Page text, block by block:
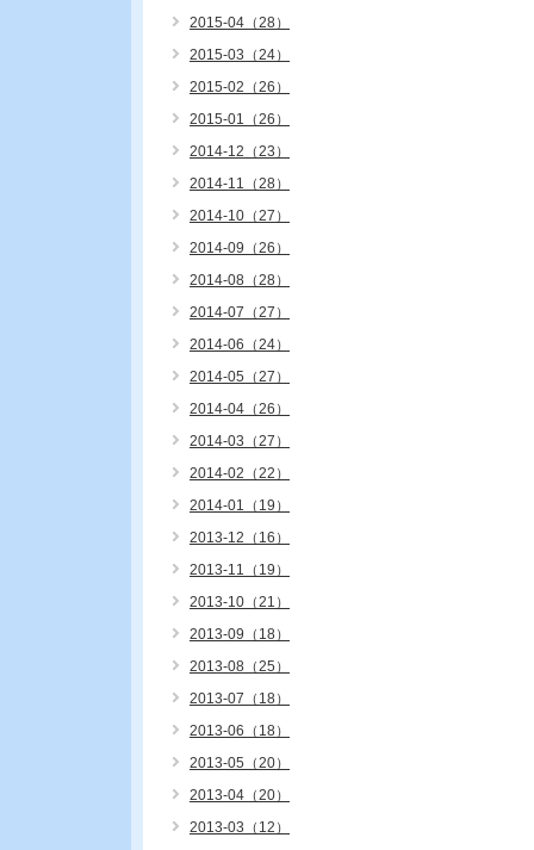
2015-04（28）
2015-03（24）
2015-02（26）
2015-01（26）
2014-12（23）
2014-11（28）
2014-10（27）
2014-09（26）
2014-08（28）
2014-07（27）
2014-06（24）
2014-05（27）
2014-04（26）
2014-03（27）
2014-02（22）
2014-01（19）
2013-12（16）
2013-11（19）
2013-10（21）
2013-09（18）
2013-08（25）
2013-07（18）
2013-06（18）
2013-05（20）
2013-04（20）
2013-03（12）